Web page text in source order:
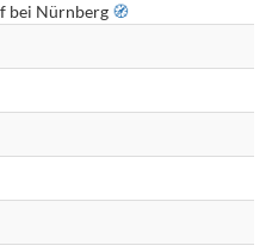
bei Nürnberg 🧭︎